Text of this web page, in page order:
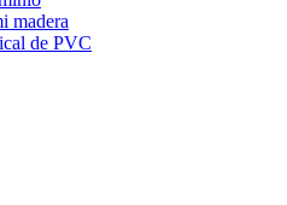
madera
de PVC